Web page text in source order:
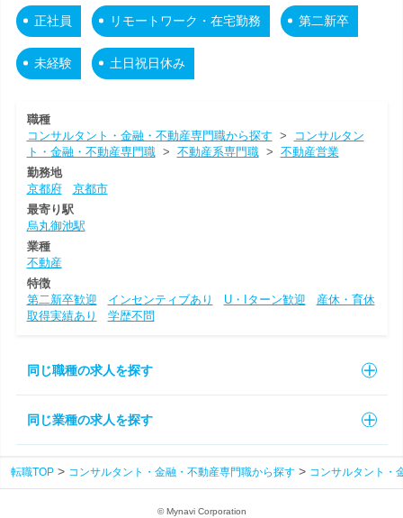
正社員 リモートワーク・在宅勤務 第二新卒
未経験 土日祝日休み
職種
コンサルタント・金融・不動産専門職から探す >
コンサルタン
ト・金融・不動産専門職> 不動産系専門職> 不動産営業
勤務地
京都府
京都市
最寄り駅
烏丸御池駅
業種
不動産
特徴
第二新卒歓迎
インセンティブあり U・Iターン歓迎
産休・育休
取得実績あり
学歴不問
同じ職種の求人を探す
同じ業種の求人を探す
転職TOP コンサルタント・金融・不動産専門職から探す コンサルタント・
© Mynavi Corporation